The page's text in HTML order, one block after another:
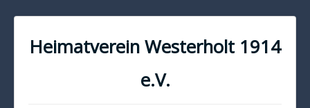
Heimatverein Westerholt 1914
e.V.